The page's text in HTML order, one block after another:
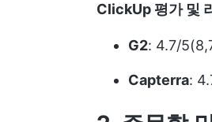
ClickUp 평가 및
G2: 4.7/
Capterra: